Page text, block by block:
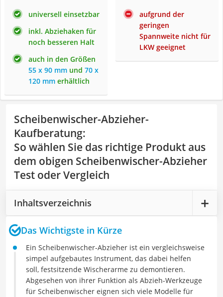
universell einsetzbar
inkl. Abziehaken für
noch besseren Halt
auch in den Größen
55 x 90 mm und 70 x
120 mm erhältlich
aufgrund der
geringen
Spannweite nicht für
LKW geeignet
Scheibenwischer-Abzieher-
Kaufberatung:
So wählen Sie das richtige Produkt aus
dem obigen Scheibenwischer-Abzieher
Test oder Vergleich
Inhaltsverzeichnis
Das Wichtigste in Kürze
Ein Scheibenwischer-Abzieher ist ein vergleichsweise
simpel aufgebautes Instrument, das dabei helfen
soll, festsitzende Wischerarme zu demontieren.
Abgesehen von ihrer Funktion als Abzieh-Werkzeuge
für Scheibenwischer eignen sich viele Modelle für